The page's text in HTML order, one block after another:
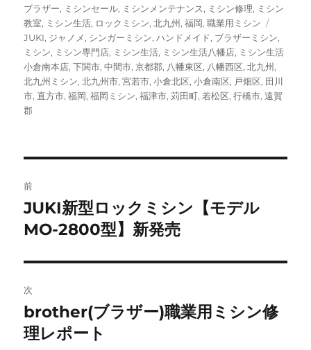
者
日:
テ
ゴ
リ
ー
ブラザー, ミシンセール, ミシンメンテナンス, ミシン修理, ミシン
教室, ミシン生活, ロックミシン,北九州 ,福岡,職業用ミシン
グ
JUKI, ジャノメ, シンガーミシン,ハンドメイド, ブラザーミシン,
ミシン, ミシン専門店, ミシン生活, ミシン生活八幡店, ミシン生活
小倉南本店,下関市,中間市,京都郡, 八幡東区, 八幡西区,北九州 ,
北九州ミシン,北九州市,宮若市,小倉北区,小倉南区, 戸畑区, 田川
市, 直方市,福岡,福岡ミシン,福津市,苅田町, 若松区,行橋市,遠賀
郡
稿
ナ
ビ
ゲ
ー
前
前
の
稿:
JUKI新型ロックミシン【モデル
MO-2800型】新発売
次
次
の
brother(ブラザー)職業用ミシン修
理レポート